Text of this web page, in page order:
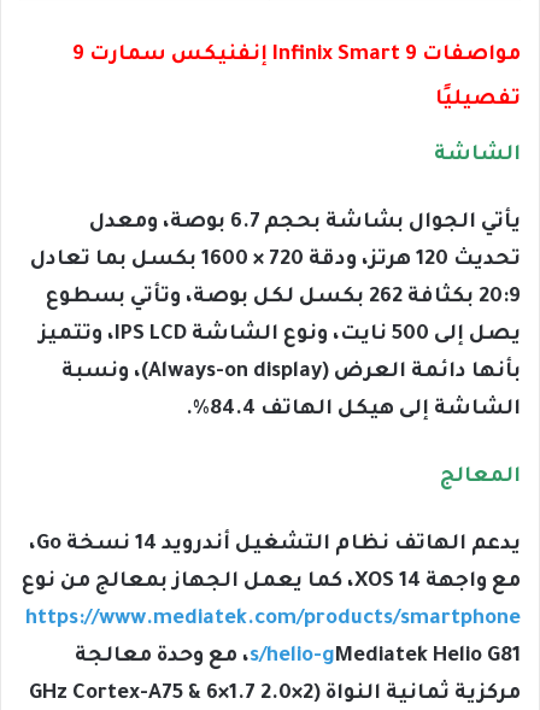
مواصفات Infinix Smart 9 إنفنيكس سمارت 9
تفصيليًا
الشاشة
يأتي الجوال بشاشة بحجم 6.7 بوصة، ومعدل
تحديث 120 هرتز، ودقة 720 × 1600 بكسل بما تعادل
20:9 بكثافة 262 بكسل لكل بوصة، وتأتي بسطوع
يصل إلى 500 نايت، ونوع الشاشة IPS LCD، وتتميز
بأنها دائمة العرض (Always-on display)، ونسبة
الشاشة إلى هيكل الهاتف 84.4%.
المعالج
يدعم الهاتف نظام التشغيل أندرويد 14 نسخة Go،
مع واجهة XOS 14، كما يعمل الجهاز بمعالج من نوع
https://www.mediatek.com/products/smartphone
s/helio-gMediatek Helio G81، مع وحدة معالجة
مركزية ثمانية النواة (2×2.0 GHz Cortex-A75 & 6×1.7